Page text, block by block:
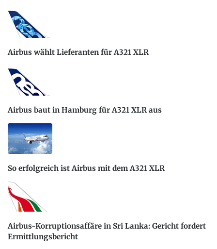
Airbus wählt Lieferanten für A321 XLR
Airbus baut in Hamburg für A321 XLR aus
So erfolgreich ist Airbus mit dem A321 XLR
Airbus-Korruptionsaffäre in Sri Lanka: Gericht fordert
Ermittlungsbericht